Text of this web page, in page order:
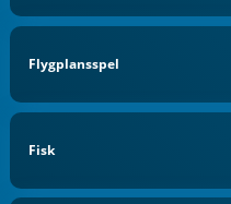
Flygplansspel
Fisk